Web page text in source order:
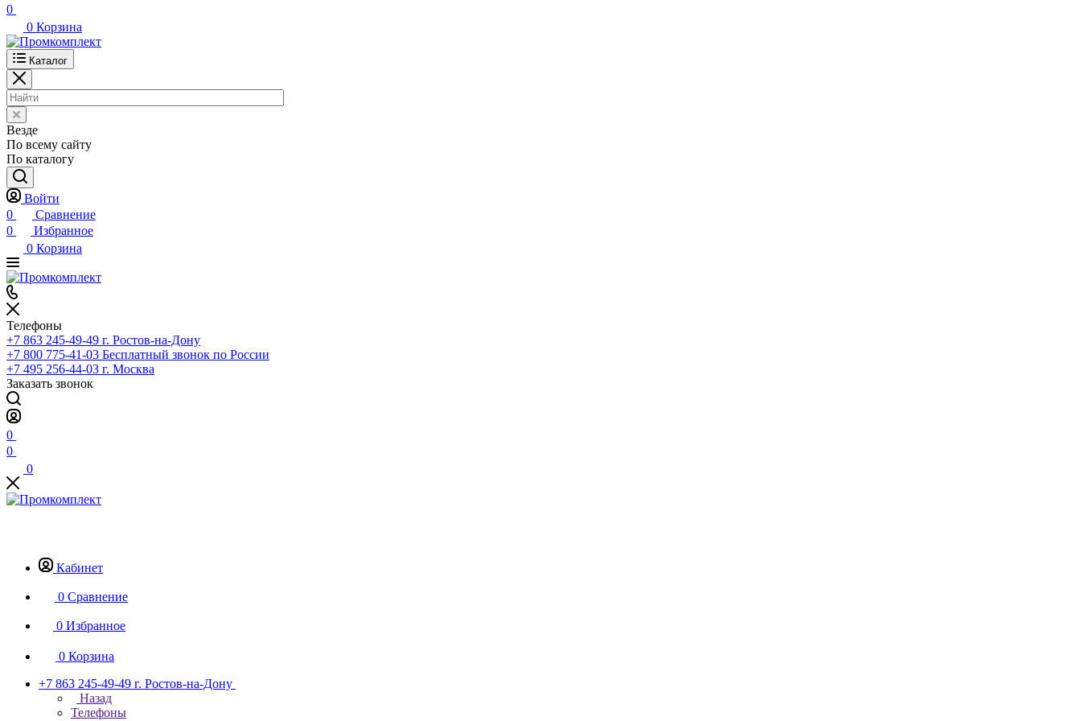
0
0 Корзина
Каталог
Везде
По всему сайту
По каталогу
Войти
0
Сравнение
0
Избранное
0 Корзина
Телефоны
+7 863 245-49-49 г. Ростов-на-Дону
+7 800 775-41-03 Бесплатный звонок по России
+7 495 256-44-03 г. Москва
Заказать звонок
0
0
0
Кабинет
0 Сравнение
0 Избранное
0 Корзина
+7 863 245-49-49 г. Ростов-на-Дону
Назад
Телефоны